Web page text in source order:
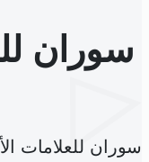
سوران
سوران للعلامات